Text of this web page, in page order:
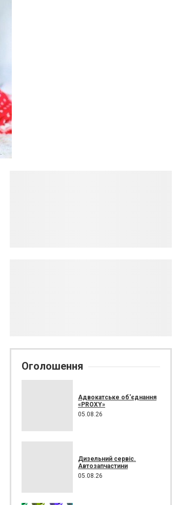
Оголошення
Адвокатське об'єднання
«PROXY»
05.08.26
Дизельний сервіс.
Автозапчастини
05.08.26